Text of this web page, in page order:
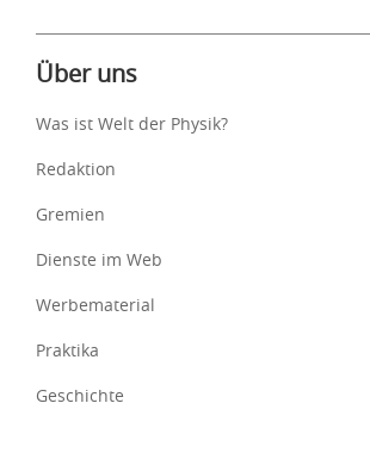
Über uns
Was ist Welt der Physik?
Redaktion
Gremien
Dienste im Web
Werbematerial
Praktika
Geschichte